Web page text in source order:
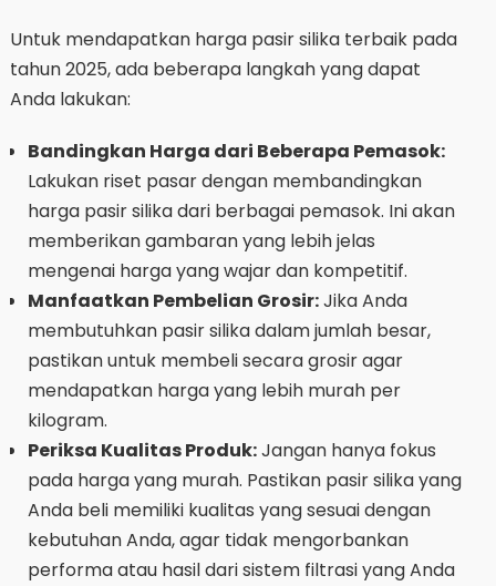
Untuk mendapatkan harga pasir silika terbaik pada
tahun 2025, ada beberapa langkah yang dapat
Anda lakukan:
Bandingkan Harga dari Beberapa Pemasok:
Lakukan riset pasar dengan membandingkan
harga pasir silika dari berbagai pemasok. Ini akan
memberikan gambaran yang lebih jelas
mengenai harga yang wajar dan kompetitif.
Manfaatkan Pembelian Grosir:Jika Anda
membutuhkan pasir silika dalam jumlah besar,
pastikan untuk membeli secara grosir agar
mendapatkan harga yang lebih murah per
kilogram.
Periksa Kualitas Produk:Jangan hanya fokus
pada harga yang murah. Pastikan pasir silika yang
Anda beli memiliki kualitas yang sesuai dengan
kebutuhan Anda, agar tidak mengorbankan
performa atau hasil dari sistem filtrasi yang Anda